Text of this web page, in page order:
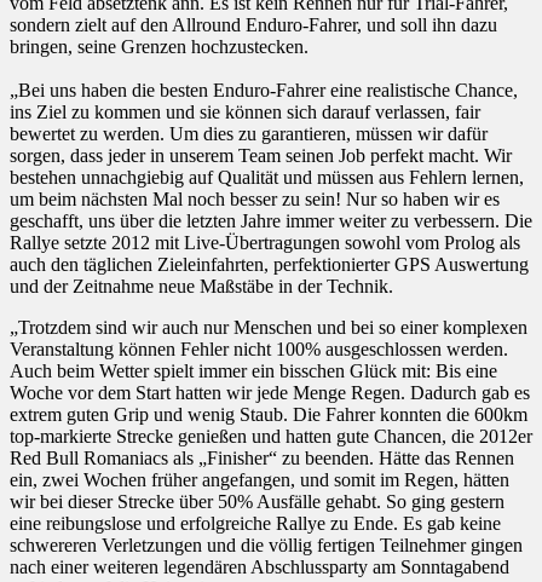
sondern zielt auf den Allround Enduro-Fahrer, und soll ihn dazu
bringen, seine Grenzen hochzustecken.
„Bei uns haben die besten Enduro-Fahrer eine realistische Chance,
ins Ziel zu kommen und sie können sich darauf verlassen, fair
bewertet zu werden. Um dies zu garantieren, müssen wir dafür
sorgen, dass jeder in unserem Team seinen Job perfekt macht. Wir
bestehen unnachgiebig auf Qualität und müssen aus Fehlern lernen,
um beim nächsten Mal noch besser zu sein! Nur so haben wir es
geschafft, uns über die letzten Jahre immer weiter zu verbessern. Die
Rallye setzte 2012 mit Live-Übertragungen sowohl vom Prolog als
auch den täglichen Zieleinfahrten, perfektionierter GPS Auswertung
und der Zeitnahme neue Maßstäbe in der Technik.
„Trotzdem sind wir auch nur Menschen und bei so einer komplexen
Veranstaltung können Fehler nicht 100% ausgeschlossen werden.
Auch beim Wetter spielt immer ein bisschen Glück mit: Bis eine
Woche vor dem Start hatten wir jede Menge Regen. Dadurch gab es
extrem guten Grip und wenig Staub. Die Fahrer konnten die 600km
top-markierte Strecke genießen und hatten gute Chancen, die 2012er
Red Bull Romaniacs als „Finisher“ zu beenden. Hätte das Rennen
ein, zwei Wochen früher angefangen, und somit im Regen, hätten
wir bei dieser Strecke über 50% Ausfälle gehabt. So ging gestern
eine reibungslose und erfolgreiche Rallye zu Ende. Es gab keine
schwereren Verletzungen und die völlig fertigen Teilnehmer gingen
nach einer weiteren legendären Abschlussparty am Sonntagabend